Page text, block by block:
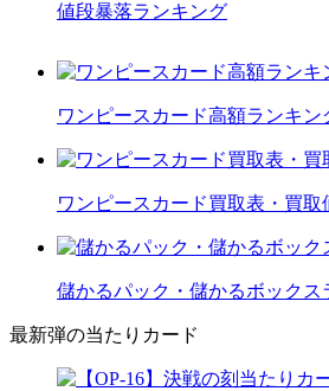
値段暴落ランキング
ワンピースカード高額ランキン
ワンピースカード買取表・買取
儲かるパック・儲かるボックス
最新弾の当たりカード